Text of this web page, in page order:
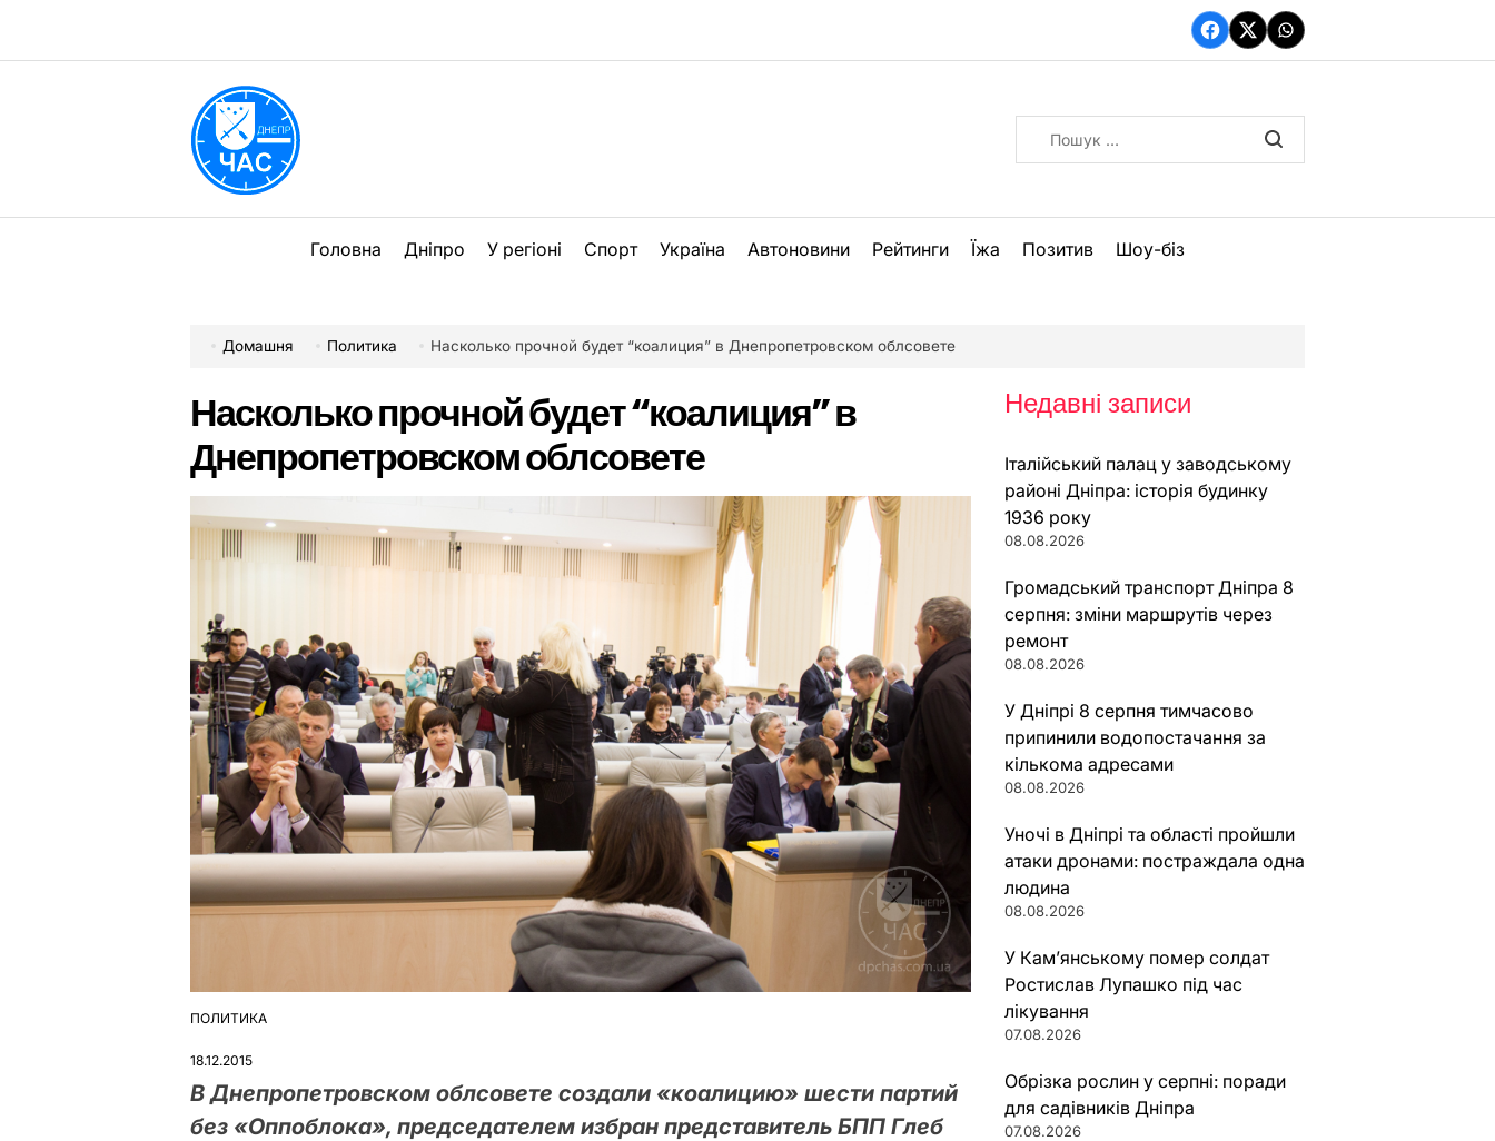
вмісту
Facebook
TwitterWhatsApp
Головна Дніпро У регіоні Спорт Україна Автоновини Рейтинги Їжа Позитив Шоу-біз
Домашня Политика Насколько прочной будет “коалиция” в Днепропетровском облсовете
Насколько прочной будет “коалиция” в
Днепропетровском облсовете
ОПУБЛІКУВАТИ
ПОЛИТИКА
18.12.2015
В Днепропетровском облсовете создали «коалицию» шести партий
без «Оппоблока», председателем избран представитель БПП Глеб
Недавні записи
Італійський палац у заводському
районі Дніпра: історія будинку
1936 року
08.08.2026
Громадський транспорт Дніпра 8
серпня: зміни маршрутів через
ремонт
08.08.2026
У Дніпрі 8 серпня тимчасово
припинили водопостачання за
кількома адресами
08.08.2026
Уночі в Дніпрі та області пройшли
атаки дронами: постраждала одна
людина
08.08.2026
У Кам’янському помер солдат
Ростислав Лупашко під час
лікування
07.08.2026
Обрізка рослин у серпні: поради
для садівників Дніпра
07.08.2026